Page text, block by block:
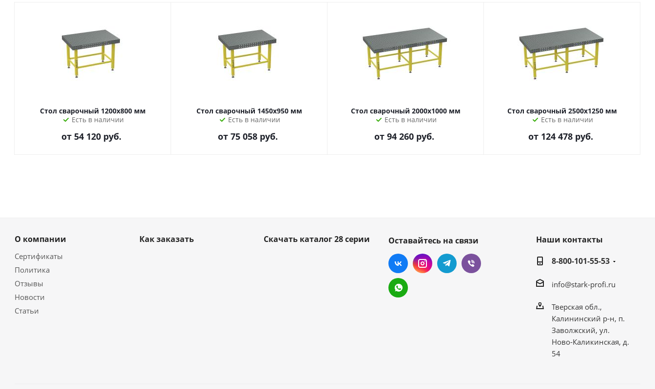
Стол сварочный 1200х800 мм
Есть в наличии
от 54 120 руб.
Стол сварочный 1450х950 мм
Есть в наличии
от 75 058 руб.
Стол сварочный 2000х1000 мм
Есть в наличии
от 94 260 руб.
Стол сварочный 2500х1250 мм
Есть в наличии
от 124 478 руб.
О компании
Сертификаты
Политика
Отзывы
Новости
Статьи
Как заказать Скачать каталог 28 серии Оставайтесь на связи
Наши контакты
8-800-101-55-53
info@stark-profi.ru
Тверская обл.,
Калининский р-н, п.
Заволжский, ул.
Ново-Каликинская, д.
54